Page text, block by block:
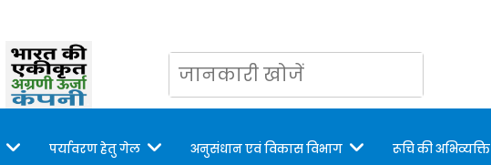
पर्यावरण हेतु गेल अनुसंधान एवं विकास विभाग रूचि की अभिव्यक्ति